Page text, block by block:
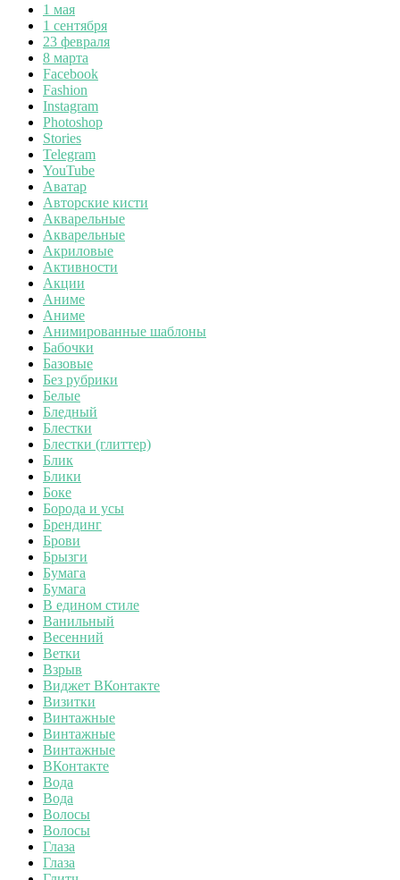
1 мая
1 сентября
23 февраля
8 марта
Facebook
Fashion
Instagram
Photoshop
Stories
Telegram
YouTube
Аватар
Авторские кисти
Акварельные
Акварельные
Акриловые
Активности
Акции
Аниме
Аниме
Анимированные шаблоны
Бабочки
Базовые
Без рубрики
Белые
Бледный
Блестки
Блестки (глиттер)
Блик
Блики
Боке
Борода и усы
Брендинг
Брови
Брызги
Бумага
Бумага
В едином стиле
Ванильный
Весенний
Ветки
Взрыв
Виджет ВКонтакте
Визитки
Винтажные
Винтажные
Винтажные
ВКонтакте
Вода
Вода
Волосы
Волосы
Глаза
Глаза